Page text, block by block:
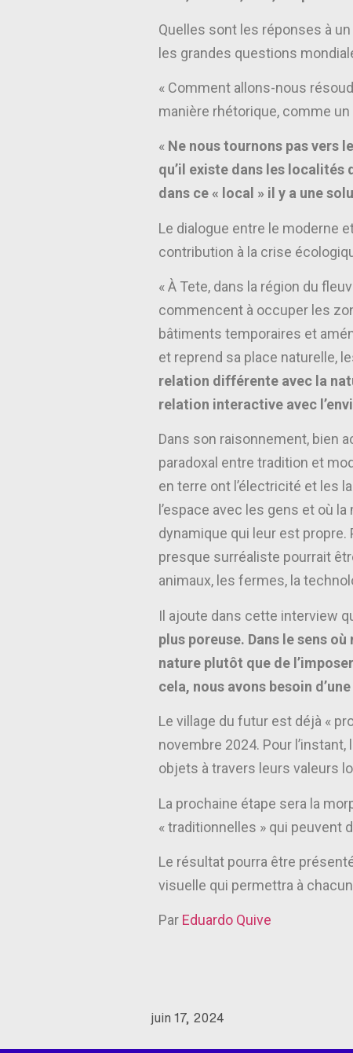
Quelles sont les réponses à
les grandes questions
« Comment allons-nous
manière rhétorique, comme
« Ne nous tournons pas vers
qu’il existe dans les localités
dans ce « local » il y a une
Le dialogue entre le moderne
contribution à la crise
« À Tete, dans la région du
commencent à occuper les
bâtiments temporaires et
et reprend sa place naturelle,
relation différente avec la
relation interactive avec
Dans son raisonnement, bien
paradoxal entre tradition et
en terre ont l’électricité et les
l’espace avec les gens et où
dynamique qui leur est
presque surréaliste pourrait
animaux, les fermes, la
Il ajoute dans cette interview
plus poreuse. Dans le sens
nature plutôt que de
cela, nous avons besoin
Le village du futur est déjà «
novembre 2024. Pour
objets à travers leurs valeurs
La prochaine étape sera la
« traditionnelles » qui peuvent
Le résultat pourra être
visuelle qui permettra à
Par Eduardo Quive
juin 17, 2024